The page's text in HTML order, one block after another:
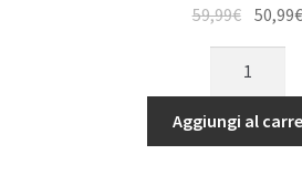
59,99€
prezzo
originale
era:
59,99€.
50,99€
WATER
COOLED
Aggiungi al